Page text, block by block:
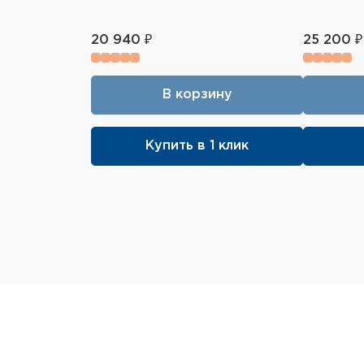
20 940 ₽
В корзину
Купить в 1 клик
25 200 ₽